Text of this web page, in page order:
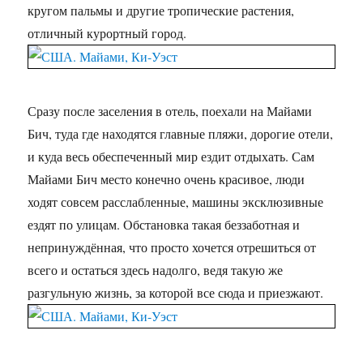
кругом пальмы и другие тропические растения,
отличный курортный город.
Сразу после заселения в отель, поехали на Майами
Бич, туда где находятся главные пляжи, дорогие отели,
и куда весь обеспеченный мир ездит отдыхать. Сам
Майами Бич место конечно очень красивое, люди
ходят совсем расслабленные, машины эксклюзивные
ездят по улицам. Обстановка такая беззаботная и
непринуждённая, что просто хочется отрешиться от
всего и остаться здесь надолго, ведя такую же
разгульную жизнь, за которой все сюда и приезжают.